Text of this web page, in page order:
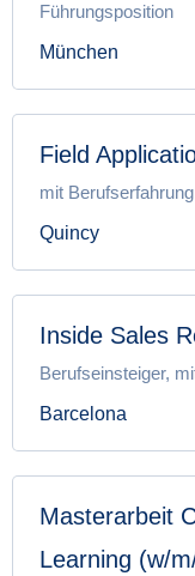
Führungsposition
München
Field
mit Berufserfahrung
Quincy
Inside Sales
Berufseinsteiger,
Barcelona
Masterarbeit
Learning (w/